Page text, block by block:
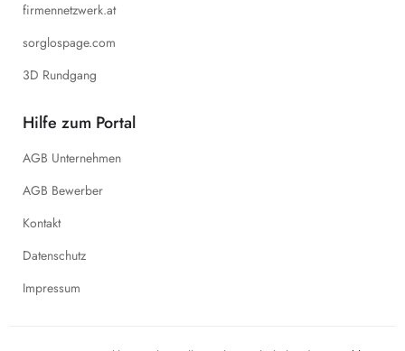
firmennetzwerk.at
sorglospage.com
3D Rundgang
Hilfe zum Portal
AGB Unternehmen
AGB Bewerber
Kontakt
Datenschutz
Impressum